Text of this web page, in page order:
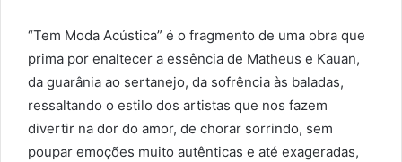
“Tem Moda Acústica” é o fragmento de uma obra que
prima por enaltecer a essência de Matheus e Kauan,
da guarânia ao sertanejo, da sofrência às baladas,
ressaltando o estilo dos artistas que nos fazem
divertir na dor do amor, de chorar sorrindo, sem
poupar emoções muito autênticas e até exageradas,